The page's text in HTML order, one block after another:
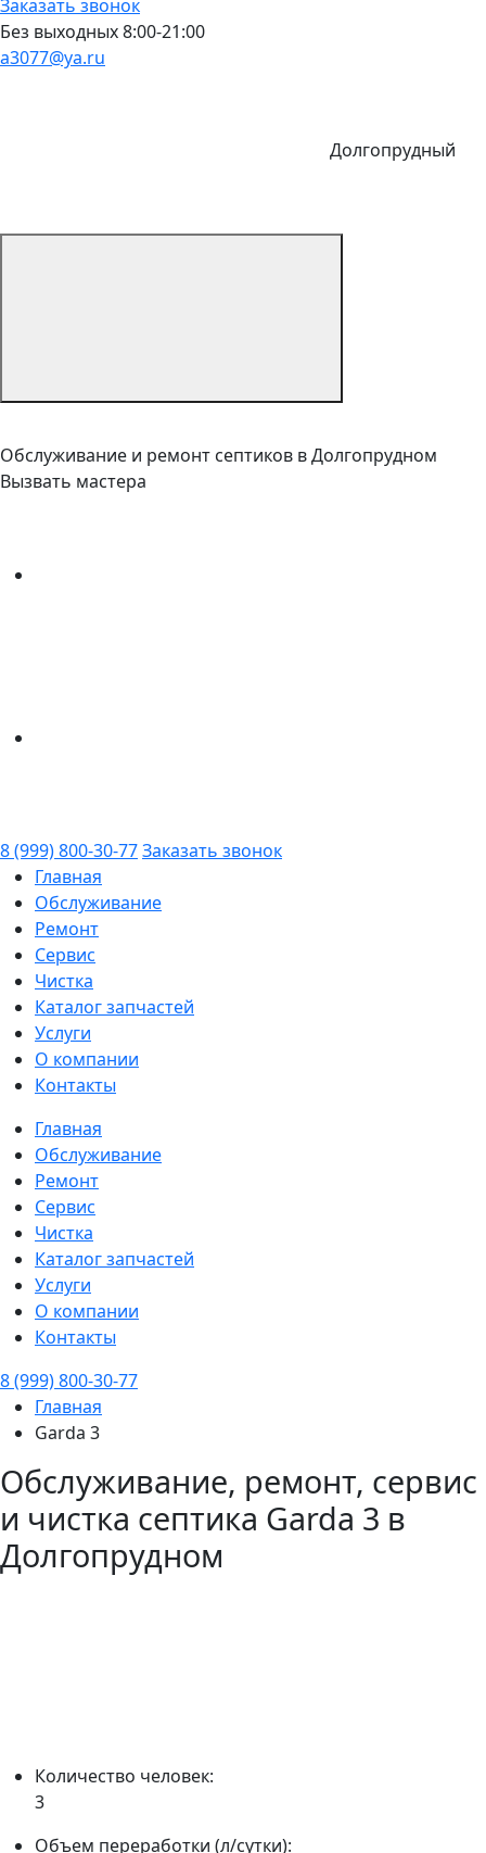
Заказать звонок
Без выходных 8:00-21:00
a3077@ya.ru
Долгопрудный
Обслуживание и ремонт септиков в Долгопрудном
Вызвать мастера
8 (999) 800-30-77Заказать звонок
Главная
Обслуживание
Ремонт
Сервис
Чистка
Каталог запчастей
Услуги
О компании
Контакты
Главная
Обслуживание
Ремонт
Сервис
Чистка
Каталог запчастей
Услуги
О компании
Контакты
8 (999) 800-30-77
Главная
Garda 3
Обслуживание, ремонт, сервис
и чистка септика Garda 3 в
Долгопрудном
Количество человек:
3
Объем переработки (л/сутки):